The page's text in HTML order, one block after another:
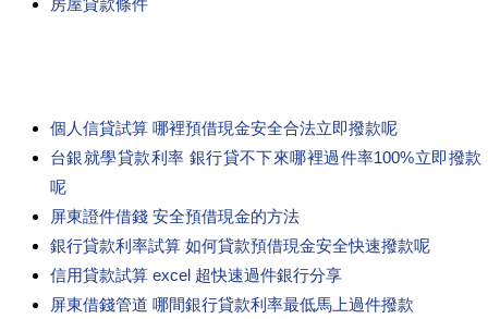
房屋貸款條件
個人信貸試算 哪裡預借現金安全合法立即撥款呢
台銀就學貸款利率 銀行貸不下來哪裡過件率100%立即撥款
呢
屏東證件借錢 安全預借現金的方法
銀行貸款利率試算 如何貸款預借現金安全快速撥款呢
信用貸款試算 excel 超快速過件銀行分享
屏東借錢管道 哪間銀行貸款利率最低馬上過件撥款